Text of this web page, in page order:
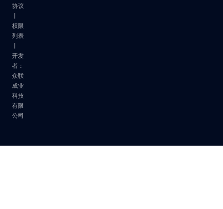
协议
权限
列表
开发
者：
众联
成业
科技
有限
公司